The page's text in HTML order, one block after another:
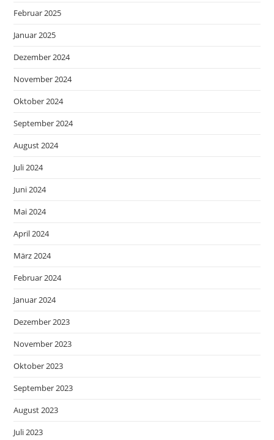
Februar 2025
Januar 2025
Dezember 2024
November 2024
Oktober 2024
September 2024
August 2024
Juli 2024
Juni 2024
Mai 2024
April 2024
März 2024
Februar 2024
Januar 2024
Dezember 2023
November 2023
Oktober 2023
September 2023
August 2023
Juli 2023